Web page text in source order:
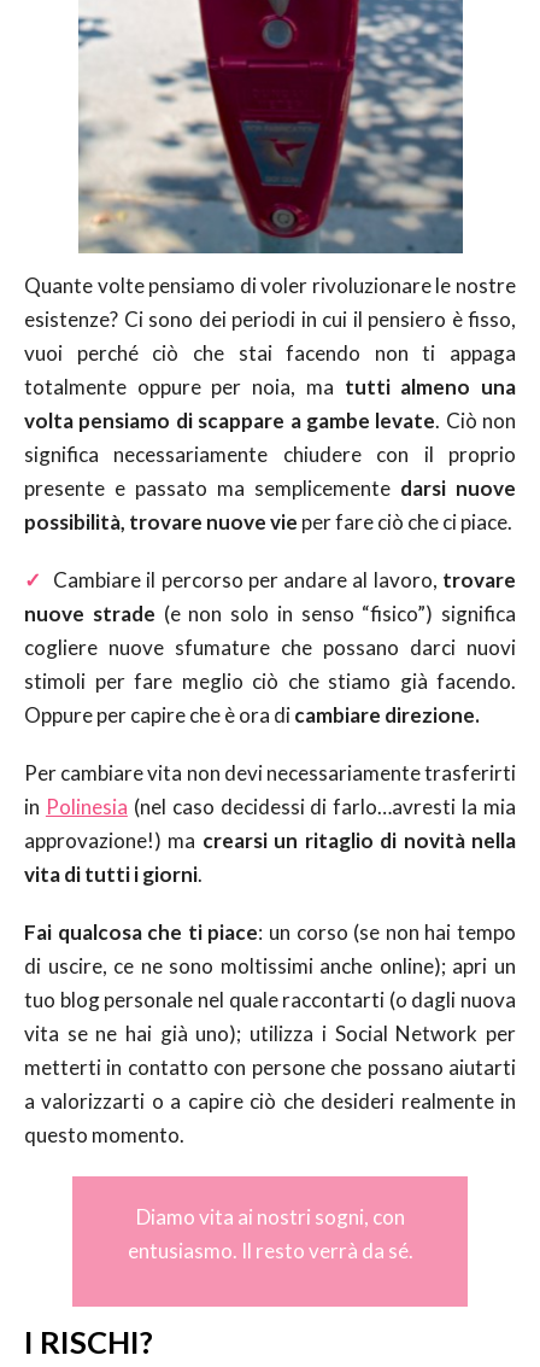
Quante volte pensiamo di voler rivoluzionare le nostre
esistenze? Ci sono dei periodi in cui il pensiero è fisso,
vuoi perché ciò che stai facendo non ti appaga
totalmente oppure per noia, ma tutti almeno una
volta pensiamo di scappare a gambe levate. Ciò non
significa necessariamente chiudere con il proprio
presente e passato ma semplicemente darsi nuove
possibilità, trovare nuove vie per fare ciò che ci piace.
✓ Cambiare il percorso per andare al lavoro, trovare
nuove strade (e non solo in senso “fisico”) significa
cogliere nuove sfumature che possano darci nuovi
stimoli per fare meglio ciò che stiamo già facendo.
Oppure per capire che è ora dicambiare direzione.
Per cambiare vita non devi necessariamente trasferirti
in Polinesia (nel caso decidessi di farlo…avresti la mia
approvazione!) ma crearsi un ritaglio di novità nella
vita di tutti i giorni.
Fai qualcosa che ti piace: un corso (se non hai tempo
di uscire, ce ne sono moltissimi anche online); apri un
tuo blog personale nel quale raccontarti (o dagli nuova
vita se ne hai già uno); utilizza i Social Network per
metterti in contatto con persone che possano aiutarti
a valorizzarti o a capire ciò che desideri realmente in
questo momento.
Diamo vita ai nostri sogni, con
entusiasmo. Il resto verrà da sé.
I RISCHI?